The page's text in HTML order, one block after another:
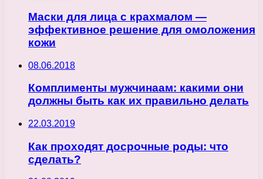
Маски для лица с крахмалом —
эффективное решение для омоложения
кожи
08.06.2018
Комплименты мужчинаам: какими они
должны быть как их правильно делать
22.03.2019
Как проходят досрочные роды: что
сделать?